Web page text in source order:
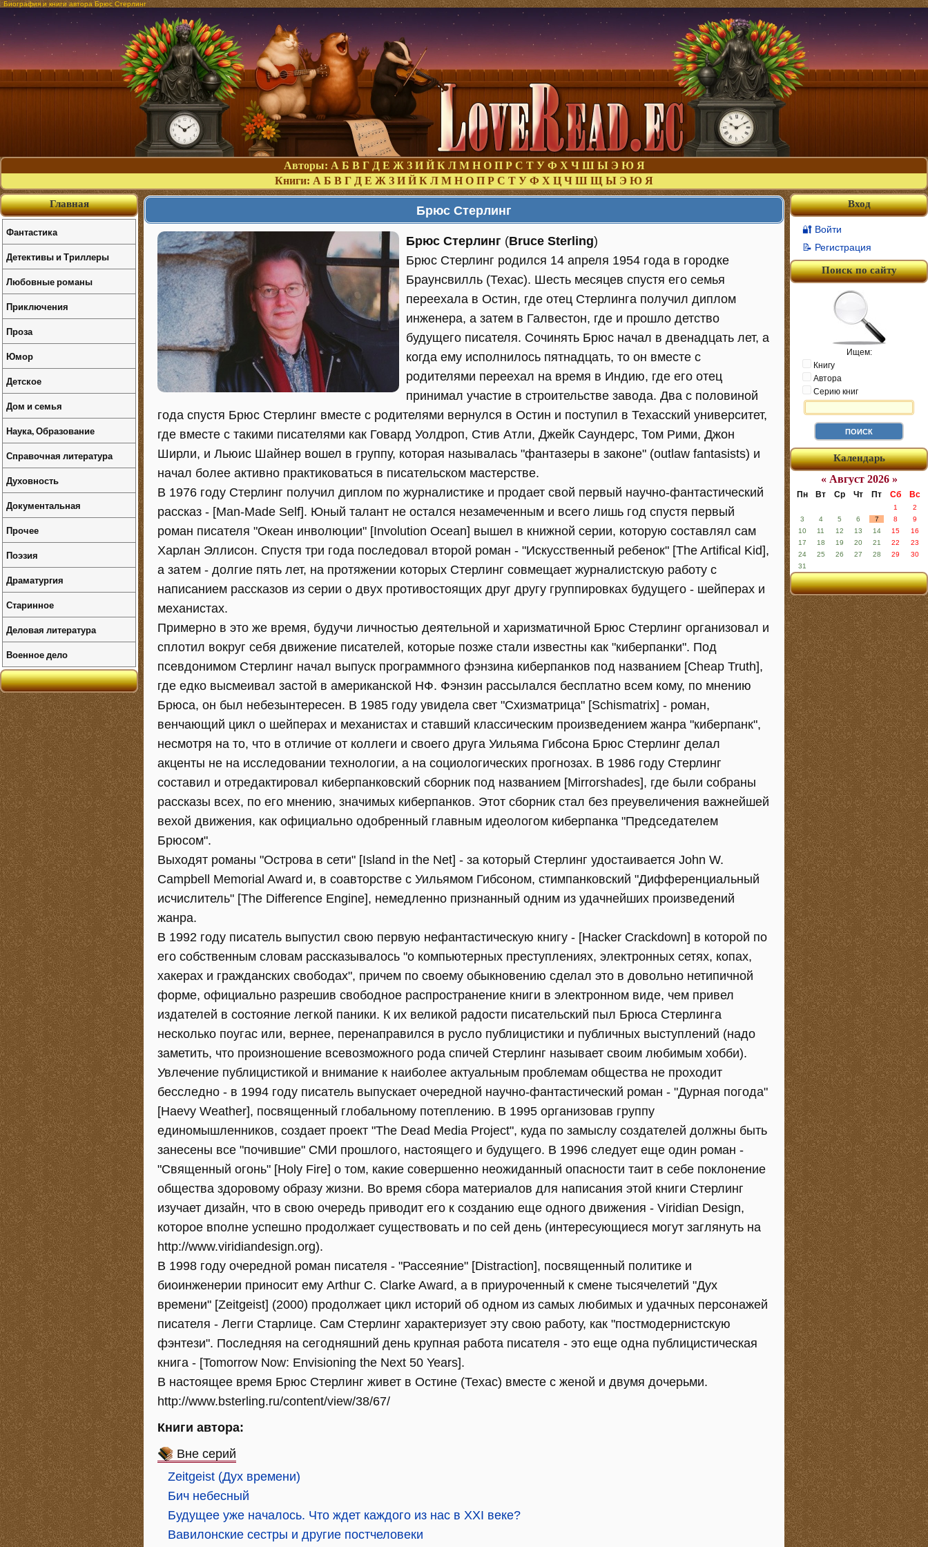
Биография и книги автора Брюс Стерлинг
Авторы: А Б В Г Д Е Ж З И Й К Л М Н О П Р С Т У Ф Х Ч Ш Ы Э Ю Я
Книги: А Б В Г Д Е Ж З И Й К Л М Н О П Р С Т У Ф Х Ц Ч Ш Щ Ы Э Ю Я
Брюс Стерлинг
Брюс Стерлинг (Bruce Sterling)
Брюс Стерлинг родился 14 апреля 1954 года в городке
Браунсвилль (Техас). Шесть месяцев спустя его семья
переехала в Остин, где отец Стерлинга получил диплом
инженера, а затем в Галвестон, где и прошло детство
будущего писателя. Сочинять Брюс начал в двенадцать лет, а
когда ему исполнилось пятнадцать, то он вместе с
родителями переехал на время в Индию, где его отец
принимал участие в строительстве завода. Два с половиной
года спустя Брюс Стерлинг вместе с родителями вернулся в Остин и поступил в Техасский университет,
где вместе с такими писателями как Говард Уолдроп, Стив Атли, Джейк Саундерс, Том Рими, Джон
Ширли, и Льюис Шайнер вошел в группу, которая называлась "фантазеры в законе" (outlaw fantasists) и
начал более активно практиковаться в писательском мастерстве.
В 1976 году Стерлинг получил диплом по журналистике и продает свой первый научно-фантастический
рассказ - [Man-Made Self]. Юный талант не остался незамеченным и всего лишь год спустя первый
роман писателя "Океан инволюции" [Involution Ocean] вышел в книжной серии, которую составлял сам
Харлан Эллисон. Спустя три года последовал второй роман - "Искусственный ребенок" [The Artifical Kid],
а затем - долгие пять лет, на протяжении которых Стерлинг совмещает журналистскую работу с
написанием рассказов из серии о двух противостоящих друг другу группировках будущего - шейперах и
механистах.
Примерно в это же время, будучи личностью деятельной и харизматичной Брюс Стерлинг организовал и
сплотил вокруг себя движение писателей, которые позже стали известны как "киберпанки". Под
псевдонимом Стерлинг начал выпуск программного фэнзина киберпанков под названием [Cheap Truth],
где едко высмеивал застой в американской НФ. Фэнзин рассылался бесплатно всем кому, по мнению
Брюса, он был небезынтересен. В 1985 году увидела свет "Схизматрица" [Schismatrix] - роман,
венчающий цикл о шейперах и механистах и ставший классическим произведением жанра "киберпанк",
несмотря на то, что в отличие от коллеги и своего друга Уильяма Гибсона Брюс Стерлинг делал
акценты не на исследовании технологии, а на социологических прогнозах. В 1986 году Стерлинг
составил и отредактировал киберпанковский сборник под названием [Mirrorshades], где были собраны
рассказы всех, по его мнению, значимых киберпанков. Этот сборник стал без преувеличения важнейшей
вехой движения, как официально одобренный главным идеологом киберпанка "Председателем
Брюсом".
Выходят романы "Острова в сети" [Island in the Net] - за который Стерлинг удостаивается John W.
Campbell Memorial Award и, в соавторстве с Уильямом Гибсоном, стимпанковский "Дифференциальный
исчислитель" [The Difference Engine], немедленно признанный одним из удачнейших произведений
жанра.
В 1992 году писатель выпустил свою первую нефантастическую книгу - [Hacker Crackdown] в которой по
его собственным словам рассказывалось "о компьютерных преступлениях, электронных сетях, копах,
хакерах и гражданских свободах", причем по своему обыкновению сделал это в довольно нетипичной
форме, официально разрешив свободное распространение книги в электронном виде, чем привел
издателей в состояние легкой паники. К их великой радости писательский пыл Брюса Стерлинга
несколько поугас или, вернее, перенаправился в русло публицистики и публичных выступлений (надо
заметить, что произношение всевозможного рода спичей Стерлинг называет своим любимым хобби).
Увлечение публицистикой и внимание к наиболее актуальным проблемам общества не проходит
бесследно - в 1994 году писатель выпускает очередной научно-фантастический роман - "Дурная погода"
[Haevy Weather], посвященный глобальному потеплению. В 1995 организовав группу
единомышленников, создает проект "The Dead Media Project", куда по замыслу создателей должны быть
занесены все "почившие" СМИ прошлого, настоящего и будущего. В 1996 следует еще один роман -
"Священный огонь" [Holy Fire] о том, какие совершенно неожиданный опасности таит в себе поклонение
общества здоровому образу жизни. Во время сбора материалов для написания этой книги Стерлинг
изучает дизайн, что в свою очередь приводит его к созданию еще одного движения - Viridian Design,
которое вполне успешно продолжает существовать и по сей день (интересующиеся могут заглянуть на
http://www.viridiandesign.org).
В 1998 году очередной роман писателя - "Рассеяние" [Distraction], посвященный политике и
биоинженерии приносит ему Arthur C. Clarke Award, а в приуроченный к смене тысячелетий "Дух
времени" [Zeitgeist] (2000) продолжает цикл историй об одном из самых любимых и удачных персонажей
писателя - Легги Старлице. Сам Стерлинг характеризует эту свою работу, как "постмодернистскую
фэнтези". Последняя на сегодняшний день крупная работа писателя - это еще одна публицистическая
книга - [Tomorrow Now: Envisioning the Next 50 Years].
В настоящее время Брюс Стерлинг живет в Остине (Техас) вместе с женой и двумя дочерьми.
http://www.bsterling.ru/content/view/38/67/
Книги автора:
Вне серий
Zeitgeist (Дух времени)
Бич небесный
Будущее уже началось. Что ждет каждого из нас в XXI веке?
Вавилонские сестры и другие постчеловеки
Вход
🔐 Войти
📝 Регистрация
Поиск по сайту
Ищем:
Книгу
Автора
Серию книг
Календарь
« Август 2026 »
Пн Вт Ср Чт Пт Сб Вс
1
2
3
4 5 6 7 8
9
10
11 12 13 14 15
16
17
18 19 20 21 22
23
24
25 26 27 28 29
30
31
Главная
Фантастика
Детективы и Триллеры
Любовные романы
Приключения
Проза
Юмор
Детское
Дом и семья
Наука, Образование
Справочная литература
Духовность
Документальная
Прочее
Поэзия
Драматургия
Старинное
Деловая литература
Военное дело